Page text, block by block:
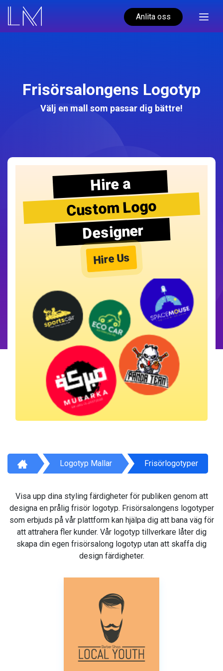
Anlita oss
Frisörsalongens Logotyp
Välj en mall som passar dig bättre!
Hire a
Custom Logo
Designer
Hire Us
Logotyp Mallar Frisörlogotyper
Visa upp dina styling färdigheter för publiken genom att
designa en prålig frisör logotyp. Frisörsalongens logotyper
som erbjuds på vår plattform kan hjälpa dig att bana väg för
att attrahera fler kunder. Vår logotyp tillverkare låter dig
skapa din egen frisörsalong logotyp utan att skaffa dig
design färdigheter.